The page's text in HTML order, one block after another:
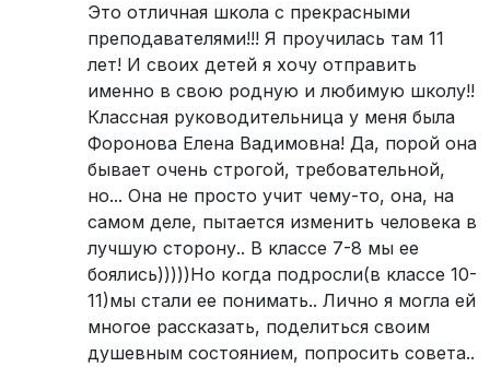
Это отличная школа с прекрасными
преподавателями!!! Я проучилась там 11
лет! И своих детей я хочу отправить
именно в свою родную и любимую школу!!
Классная руководительница у меня была
Форонова Елена Вадимовна! Да, порой она
бывает очень строгой, требовательной,
но... Она не просто учит чему-то, она, на
самом деле, пытается изменить человека в
лучшую сторону.. В классе 7-8 мы ее
боялись)))))Но когда подросли(в классе 10-
11)мы стали ее понимать.. Лично я могла ей
многое рассказать, поделиться своим
душевным состоянием, попросить совета..